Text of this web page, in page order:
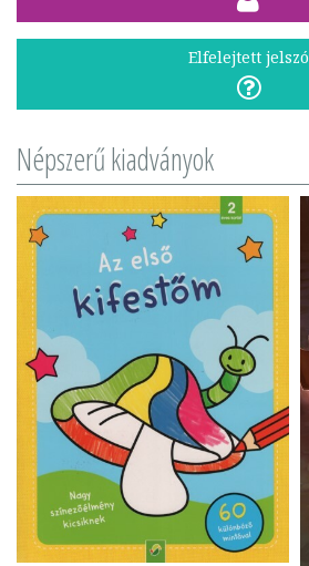
Elfelejtett jelszó
Népszerű kiadványok